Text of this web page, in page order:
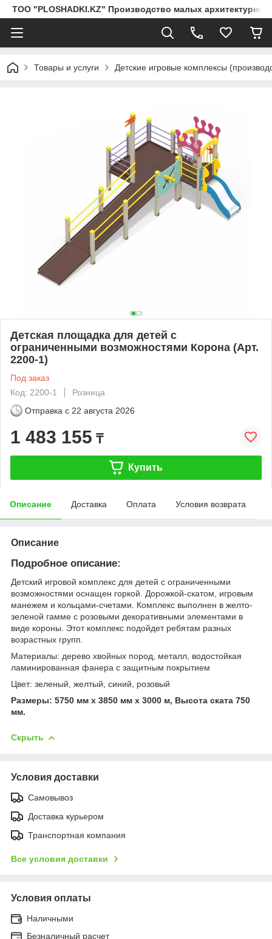
ТОО "PLOSHADKI.KZ" Производство малых
Товары и услуги Детские игровые комплексы
Детская площадка для детей с
ограниченными возможностями Корона (Арт.
2200-1)
Под заказ
Код: 2200-1
Розница
Отправка с 22 августа 2026
1 483 155 ₸
Купить
Описание Доставка Оплата Условия возврата
Описание
Подробное описание:
Детский игровой комплекс для детей с ограниченными
возможностями оснащен горкой. Дорожкой-скатом, игровым
манежем и кольцами-счетами. Комплекс выполнен в желто-
зеленой гамме с розовыми декоративными элементами в
виде короны. Этот комплекс подойдет ребятам разных
возрастных групп.
Материалы: дерево хвойных пород, металл, водостойкая
ламинированная фанера с защитным покрытием
Цвет: зеленый, желтый, синий, розовый
Размеры: 5750 мм х 3850 мм х 3000 м, Высота ската 750
мм.
Скрыть
Условия доставки
Самовывоз
Доставка курьером
Транспортная компания
Все условия доставки
Условия оплаты
Наличными
Безналичный расчет